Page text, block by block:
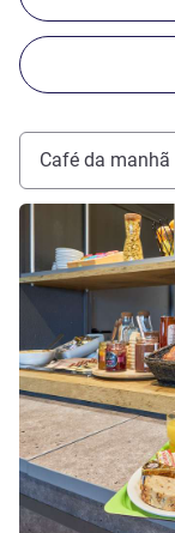
Café da manhã
Ver detalhes